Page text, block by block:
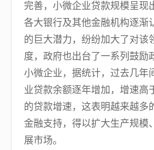
完善，小微企业贷款规模呈现
各大银行及其他金融机构逐渐
的巨大潜力，纷纷加大了对该
度，政府也出台了一系列鼓励
小微企业，据统计，过去几年
业贷款余额逐年增加，增速高
的贷款增速，这表明越来越多
金融支持，得以扩大生产规模
展市场。